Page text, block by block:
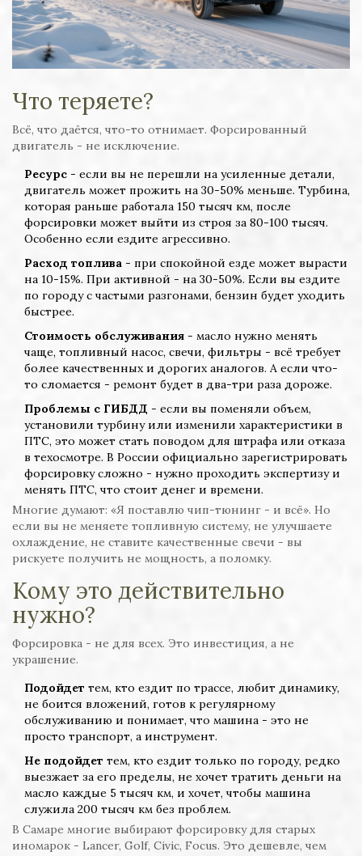
Что теряете?
Всё, что даётся, что-то отнимает. Форсированный
двигатель - не исключение.
Ресурс - если вы не перешли на усиленные детали,
двигатель может прожить на 30-50% меньше. Турбина,
которая раньше работала 150 тысяч км, после
форсировки может выйти из строя за 80-100 тысяч.
Особенно если ездите агрессивно.
Расход топлива - при спокойной езде может вырасти
на 10-15%. При активной - на 30-50%. Если вы ездите
по городу с частыми разгонами, бензин будет уходить
быстрее.
Стоимость обслуживания - масло нужно менять
чаще, топливный насос, свечи, фильтры - всё требует
более качественных и дорогих аналогов. А если что-
то сломается - ремонт будет в два-три раза дороже.
Проблемы с ГИБДД - если вы поменяли объем,
установили турбину или изменили характеристики в
ПТС, это может стать поводом для штрафа или отказа
в техосмотре. В России официально зарегистрировать
форсировку сложно - нужно проходить экспертизу и
менять ПТС, что стоит денег и времени.
Многие думают: «Я поставлю чип-тюнинг - и всё». Но
если вы не меняете топливную систему, не улучшаете
охлаждение, не ставите качественные свечи - вы
рискуете получить не мощность, а поломку.
Кому это действительно
нужно?
Форсировка - не для всех. Это инвестиция, а не
украшение.
Подойдет тем, кто ездит по трассе, любит динамику,
не боится вложений, готов к регулярному
обслуживанию и понимает, что машина - это не
просто транспорт, а инструмент.
Не подойдет тем, кто ездит только по городу, редко
выезжает за его пределы, не хочет тратить деньги на
масло каждые 5 тысяч км, и хочет, чтобы машина
служила 200 тысяч км без проблем.
В Самаре многие выбирают форсировку для старых
иномарок - Lancer, Golf, Civic, Focus. Это дешевле, чем